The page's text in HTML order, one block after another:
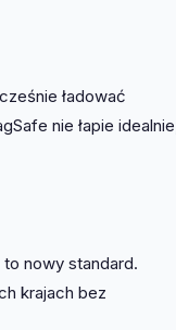
ładować
nie łapie idealnie,
to nowy standard.
krajach bez